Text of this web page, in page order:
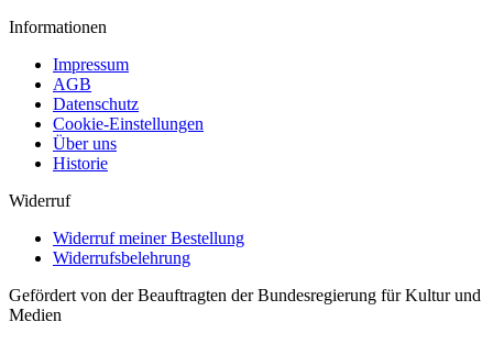
Informationen
Impressum
AGB
Datenschutz
Cookie-Einstellungen
Über uns
Historie
Widerruf
Widerruf meiner Bestellung
Widerrufsbelehrung
Gefördert von der Beauftragten der Bundesregierung für Kultur und
Medien